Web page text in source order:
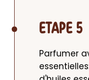
ETAPE 5
Parfumer